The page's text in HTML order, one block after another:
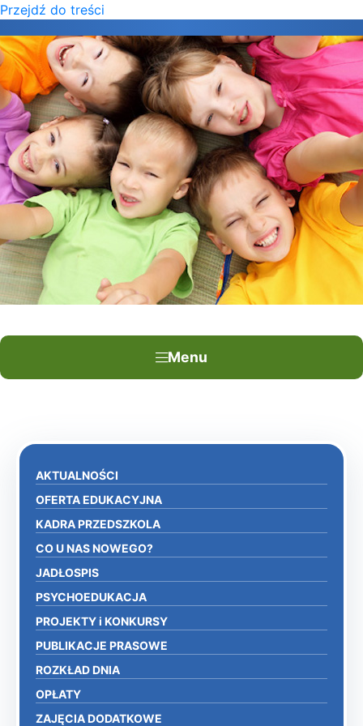
Przejdź do treści
Menu
×
AKTUALNOŚCI
OFERTA EDUKACYJNA
KADRA PRZEDSZKOLA
CO U NAS NOWEGO?
JADŁOSPIS
PSYCHOEDUKACJA
PROJEKTY i KONKURSY
PUBLIKACJE PRASOWE
ROZKŁAD DNIA
OPŁATY
ZAJĘCIA DODATKOWE